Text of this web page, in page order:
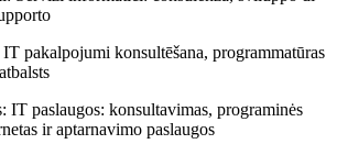
pakalpojumi konsultēšana, programmatūras
IT paslaugos: konsultavimas, programinės
ir aptarnavimo paslaugos